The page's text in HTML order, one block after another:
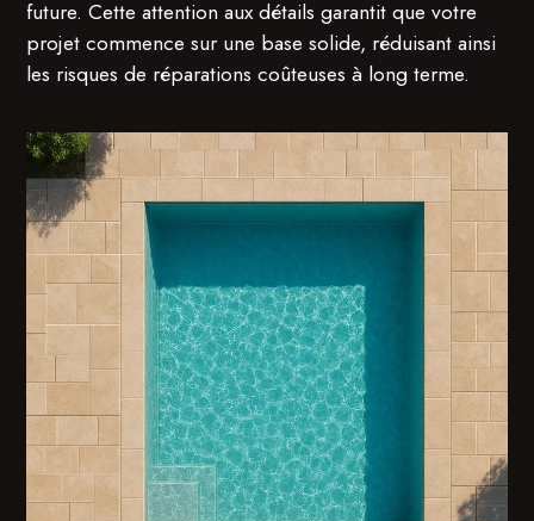
future. Cette attention aux détails garantit que votre
projet commence sur une base solide, réduisant ainsi
les risques de réparations coûteuses à long terme.